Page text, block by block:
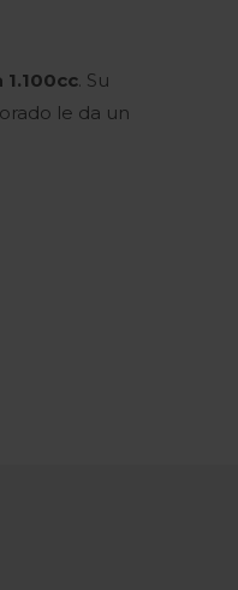
1.100cc. Su
le da un